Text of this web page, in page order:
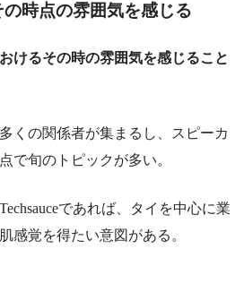
時点の雰囲気を感じる
けるその時の雰囲気を感じること
くの関係者が集まるし、スピーカ
で旬のトピックが多い。
であれば、タイを中心に業
感覚を得たい意図がある。